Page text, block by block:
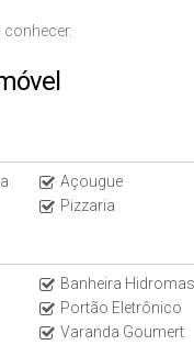
Açougue
Pizzaria
Banheira
Portão Eletrônico
Varanda Goumert